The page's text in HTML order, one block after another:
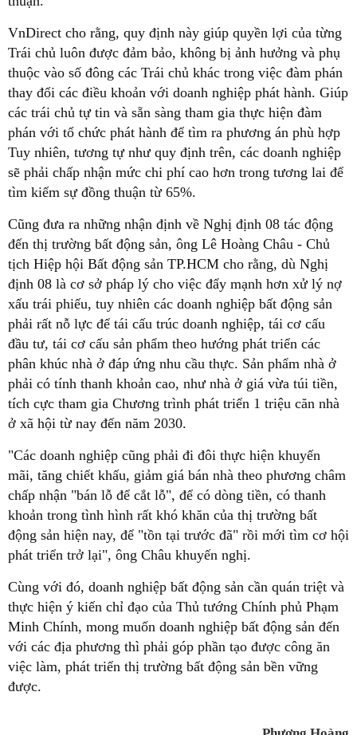
VnDirect cho rằng, quy định này giúp quyền lợi của từng
Trái chủ luôn được đảm bảo, không bị ảnh hưởng và phụ
thuộc vào số đông các Trái chủ khác trong việc đàm phán
thay đổi các điều khoản với doanh nghiệp phát hành. Giúp
các trái chủ tự tin và sẵn sàng tham gia thực hiện đàm
phán với tổ chức phát hành để tìm ra phương án phù hợp
Tuy nhiên, tương tự như quy định trên, các doanh nghiệp
sẽ phải chấp nhận mức chi phí cao hơn trong tương lai để
tìm kiếm sự đồng thuận từ 65%.
Cũng đưa ra những nhận định về Nghị định 08 tác động
đến thị trường bất động sản, ông Lê Hoàng Châu - Chủ
tịch Hiệp hội Bất động sản TP.HCM cho rằng, dù Nghị
định 08 là cơ sở pháp lý cho việc đẩy mạnh hơn xử lý nợ
xấu trái phiếu, tuy nhiên các doanh nghiệp bất động sản
phải rất nỗ lực để tái cấu trúc doanh nghiệp, tái cơ cấu
đầu tư, tái cơ cấu sản phẩm theo hướng phát triển các
phân khúc nhà ở đáp ứng nhu cầu thực. Sản phẩm nhà ở
phải có tính thanh khoản cao, như nhà ở giá vừa túi tiền,
tích cực tham gia Chương trình phát triển 1 triệu căn nhà
ở xã hội từ nay đến năm 2030.
"Các doanh nghiệp cũng phải đi đôi thực hiện khuyến
mãi, tăng chiết khấu, giảm giá bán nhà theo phương châm
chấp nhận "bán lỗ để cắt lỗ", để có dòng tiền, có thanh
khoản trong tình hình rất khó khăn của thị trường bất
động sản hiện nay, để "tồn tại trước đã" rồi mới tìm cơ hội
phát triển trở lại", ông Châu khuyến nghị.
Cùng với đó, doanh nghiệp bất động sản cần quán triệt và
thực hiện ý kiến chỉ đạo của Thủ tướng Chính phủ Phạm
Minh Chính, mong muốn doanh nghiệp bất động sản đến
với các địa phương thì phải góp phần tạo được công ăn
việc làm, phát triển thị trường bất động sản bền vững
được.